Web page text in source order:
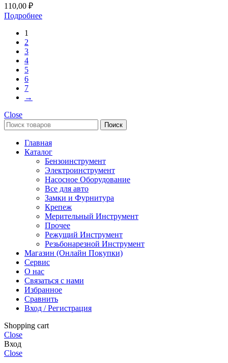
110,00 ₽
Подробнее
1
2
3
4
5
6
7
→
Close
Поиск
Главная
Каталог
Бензоинструмент
Электроинструмент
Насосное Оборудование
Все для авто
Замки и Фурнитура
Крепеж
Мерительный Инструмент
Прочее
Режущий Инструмент
Резьбонарезной Инструмент
Магазин (Онлайн Покупки)
Сервис
О нас
Связаться с нами
Избранное
Сравнить
Вход / Регистрация
Shopping cart
Close
Вход
Close